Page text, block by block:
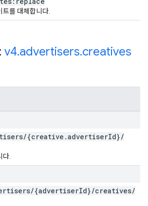
트를 대체합니다.
v4.advertisers.creatives
/{creative .advertiserId}/
다.
/{advertiserId}/creatives/